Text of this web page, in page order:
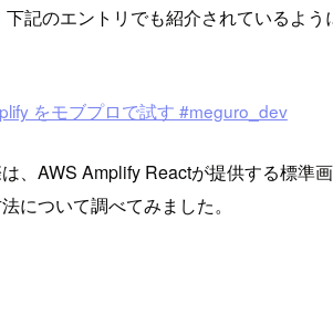
記のエントリでも紹介されているよ
をモブプロで試す #meguro_dev
、AWS Amplify Reactが提供する標
について調べてみました。